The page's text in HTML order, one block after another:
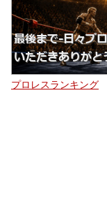
プロレスランキング